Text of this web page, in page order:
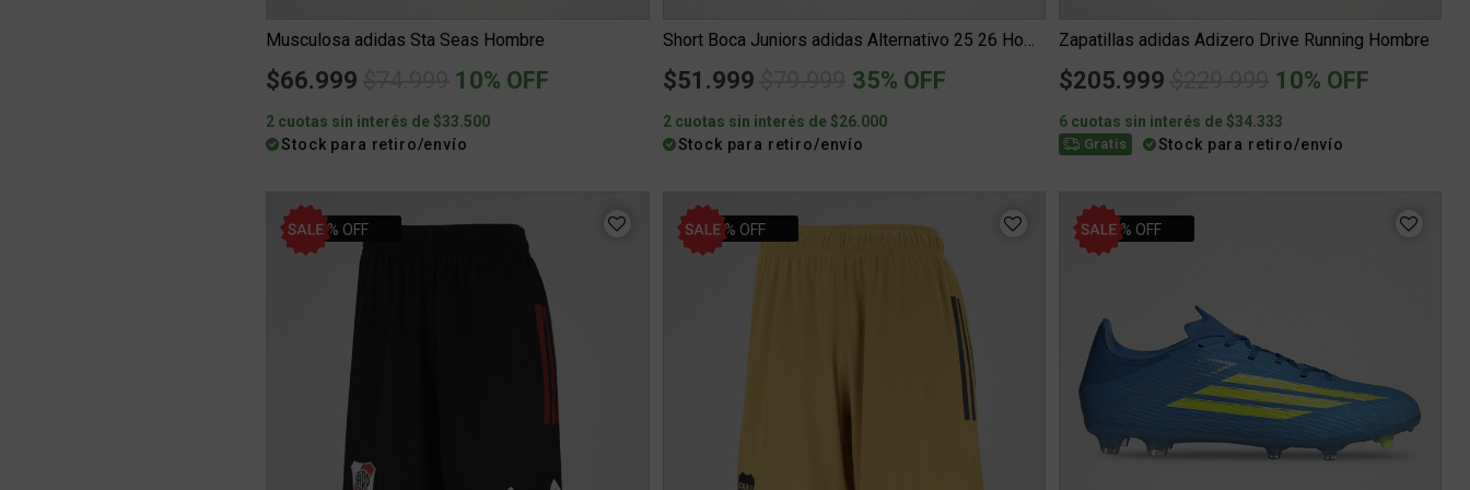
Musculosa adidas Sta Seas Hombre
$66.999 Price reduced from
to
10% OFF
2 cuotas sin interés de $33.500
Stock para retiro/envío
Short Boca Juniors adidas Alternativo 25 26 Hombre
$51.999 Price reduced from
to
35% OFF
2 cuotas sin interés de $26.000
Stock para retiro/envío
Zapatillas adidas Adizero Drive Running Hombre
$205.999 Price reduced from
to
10% OFF
6 cuotas sin interés de $34.333
Gratis Stock para retiro/envío
10% OFF 10% OFF 30% OFF